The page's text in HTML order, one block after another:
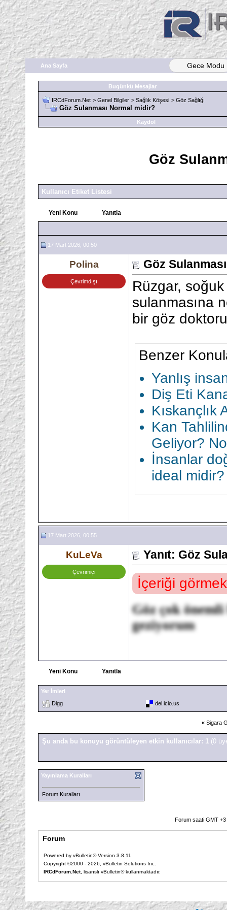
Ana Sayfa Gece Modu
Bugünkü Mesajlar
IRCdForum.Net > Genel Bilgiler > Sağlık Köşesi > Göz Sağlığı
Göz Sulanması Normal midir?
Kaydol
Göz
Kullanıcı Etiket Listesi
Yeni Konu Yanıtla
17 Mart 2026, 00:50
Polina
Çevrimdışı
Göz
Rüzgar,
sulanmasına
bir göz
Benzer
Yanlış
Diş Eti
Kıskançlık
Kan
Geliyor?
İnsanlar
ideal midir?
17 Mart 2026, 00:55
KuLeVa
Çevrimiçi
Yanıt: Göz
İçeriği
Göz çok
geziyorum
Yeni Konu Yanıtla
Yer İmleri
Digg
del.icio.us
« Sigara
Şu anda bu konuyu görüntüleyen etkin kullanıcılar: 1 (0
Yayınlama Kuralları
Forum Kuralları
Forum saati GMT
Forum
Powered by vBulletin® Version 3.8.11
Copyright ©2000 - 2026, vBulletin Solutions Inc.
IRCdForum.Net, lisanslı vBulletin® kullanmaktadır.